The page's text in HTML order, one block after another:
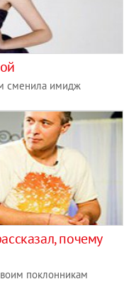
сменила имидж
почему
поклонникам